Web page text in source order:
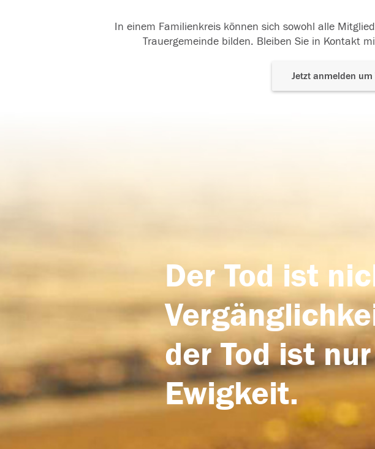
In einem Familienkreis können sich sowohl alle
Trauergemeinde bilden. Bleiben Sie in Kontakt
Jetzt anmelden um
Der Tod ist
der Tod ist
Ewigkeit.